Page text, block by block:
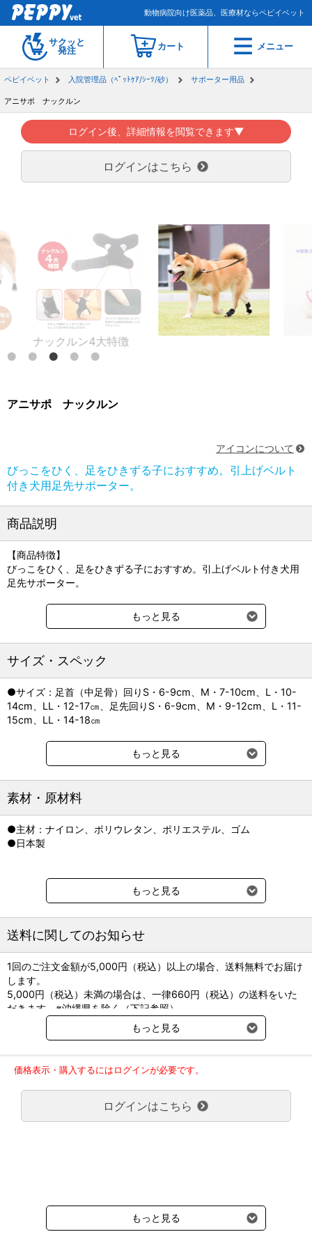
動物病院向け医薬品、医療材ならペピイベット
サクッと
発注
カート メニュー
ペピイベット 入院管理品（ﾍﾟｯﾄｹｱ/ｼｰﾂ/砂） サポーター用品
アニサポ ナックルン
ログイン後、詳細情報を閲覧できます▼
ログインはこちら
クルン4大特徴
アニサポ ナックルン
アイコンについて
びっこをひく、足をひきずる子におすすめ。引上げベルト
付き犬用足先サポーター。
商品説明
【商品特徴】
びっこをひく、足をひきずる子におすすめ。引上げベルト付き犬用
足先サポーター。
●引き上げベルトで足先を正しい位置に
ナックリングでひっくり返った足先を、低伸縮の引き上げベルトを
引き上げベルトを上に引っ張った後、左右に引っ張ることでググッ
と足の甲が引き上がります。
●スリップ防止の滑り止めゴム付き
足底に滑り止めゴムが地面の蹴り出しをサポート。
●フラットな着け心地の立体縫製
立体縫製にすることでフィット感をもたせています。
周囲巻きのテープを無くすことで、よりフラットな着け心地に。
また、本体生地はクッション性のある素材を使用しています。
【商品について】
【使用方法】
・巻くタイプなので、簡単に装着できます。
・靴下タイプを嫌がる子や、履いてもすぐ脱げてしまう子におすす
めです。
・装着後、ズレが発生する場合は、立った状態で装着ください。
・足底の面ファスナーが外れる場合は、締めすぎないように調整し
ながら、肉球周囲をしっかり止めてください。
小型犬、中型犬、大型犬
【対応犬種目安】
L・ゴールデン、ラブラドール などの大型犬
XL・グレート・デーン、シェパード、ピレニアン・マスティフなど
・足を地面に擦って歩く子
もっと見る
サイズ・スペック
●サイズ：足首（中足骨）回りS・6-9cm、M・7-10cm、L・10-
14cm、LL・12-17㎝、足先回りS・6-9cm、M・9-12cm、L・11-
15cm、LL・14-18㎝
もっと見る
素材・原材料
●主材：ナイロン、ポリウレタン、ポリエステル、ゴム
●日本製
もっと見る
送料に関してのお知らせ
1回のご注文金額が5,000円（税込）以上の場合、送料無料でお届け
します。
5,000円（税込）未満の場合は、一律660円（税込）の送料をいた
だきます。※沖縄県を除く（下記参照）
※2017年11月14日（火）より沖縄県へのお届けにつきましては、1
回のご注文金額（税込）が、30,000円以上で配送無料となります。
ご了承のほどよろしくお願い致します。
弊社都合でお届けが２回以上に分かれる場合の送料負担は、１回分
のみで新たな送料は発生しません。
大型商品送料が必要な商品をご注文の場合は、大型商品送料のみご
負担頂きます。
受けます。
もっと見る
価格表示・購入するにはログインが必要です。
ログインはこちら
もっと見る